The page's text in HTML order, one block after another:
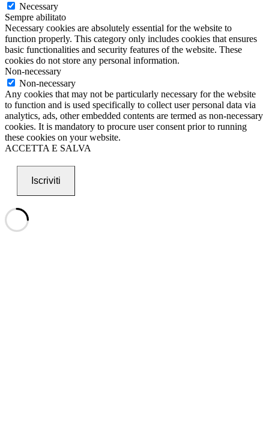
Necessary
Sempre abilitato
Necessary cookies are absolutely essential for the website to
function properly. This category only includes cookies that ensures
basic functionalities and security features of the website. These
cookies do not store any personal information.
Non-necessary
Non-necessary
Any cookies that may not be particularly necessary for the website
to function and is used specifically to collect user personal data via
analytics, ads, other embedded contents are termed as non-necessary
cookies. It is mandatory to procure user consent prior to running
these cookies on your website.
ACCETTA E SALVA
Iscriviti